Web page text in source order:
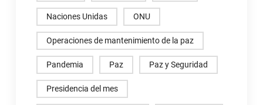
Naciones Unidas ONU
Operaciones de mantenimiento de la paz
Pandemia Paz Paz y Seguridad
Presidencia del mes